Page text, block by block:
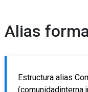
Alias
Estructura alias